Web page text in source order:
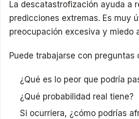
La descatastrofización ayuda a
predicciones extremas. Es muy
preocupación excesiva y miedo
Puede trabajarse con preguntas
¿Qué es lo peor que podría
¿Qué probabilidad real tiene?
Si ocurriera, ¿cómo podrías